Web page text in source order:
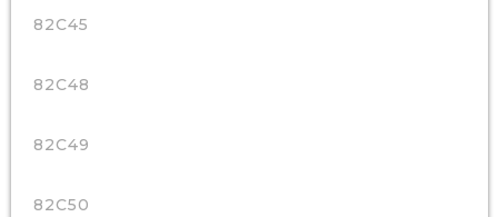
82C45
82C48
82C49
82C50